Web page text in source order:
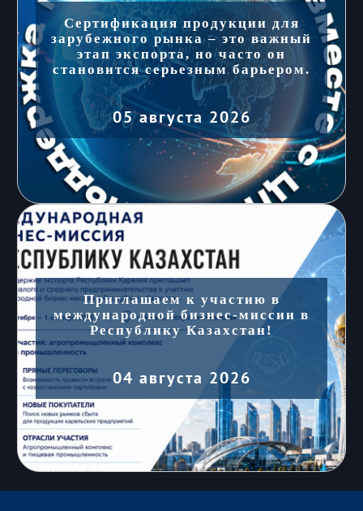
Сертификация продукции для
зарубежного рынка – это важный
этап экспорта, но часто он
становится серьезным барьером.
05 августа 2026
Приглашаем к участию в
международной бизнес-миссии в
Республику Казахстан!
04 августа 2026